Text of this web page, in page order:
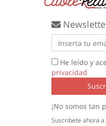
He leído y
privacidad
¡No somos tan
Suscribete ahora